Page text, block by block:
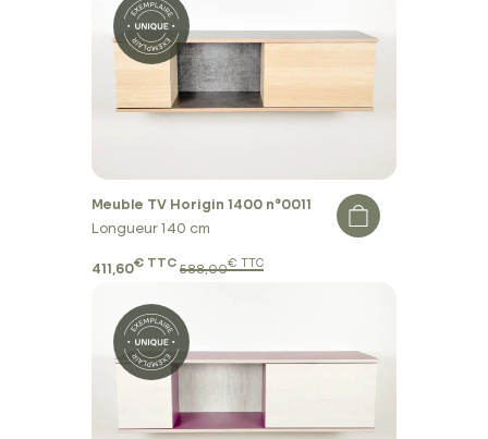
Meuble TV Horigin 1400 n°0011
Longueur 140 cm
411,60€ TTC
588,00
€ TTC